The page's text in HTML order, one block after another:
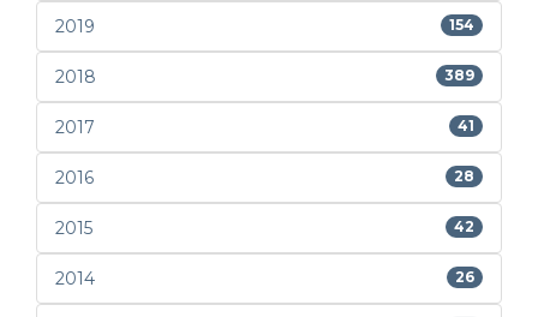
2019 154
2018 389
2017 41
2016 28
2015 42
2014 26